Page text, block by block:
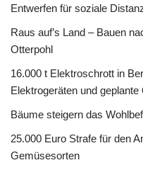
Entwerfen für soziale
Raus auf’s Land – Bauen
Otterpohl
16.000 t Elektroschrott in
Elektrogeräten und
Bäume steigern das
25.000 Euro Strafe für den
Gemüsesorten